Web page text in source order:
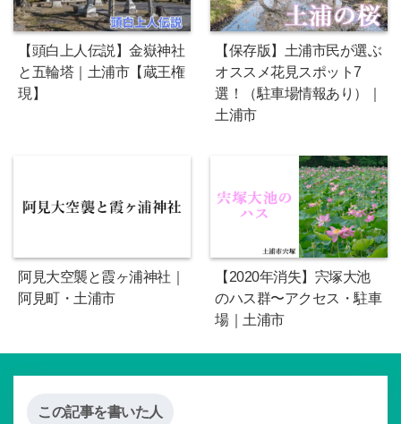
【頭白上人伝説】金嶽神社
と五輪塔｜土浦市【蔵王権
現】
【保存版】土浦市民が選ぶ
オススメ花見スポット7
選！（駐車場情報あり）｜
土浦市
阿見大空襲と霞ヶ浦神社｜
阿見町・土浦市
【2020年消失】宍塚大池
のハス群〜アクセス・駐車
場｜土浦市
この記事を書いた人